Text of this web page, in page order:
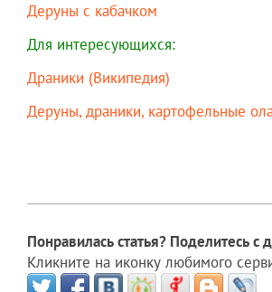
Деруны с кабачком
Для интересующихся:
Драники (Википедия)
Деруны, драники, картофельные
Понравилась статья? Поделитесь с
Кликните на иконку любимого